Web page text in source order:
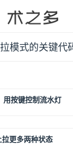
模式的关键代
用按键控制流水灯
更多两种状态